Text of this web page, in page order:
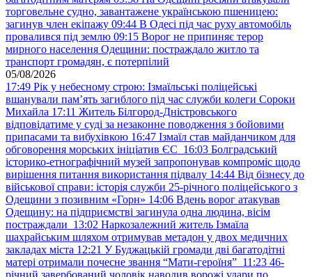
торговельне судно, завантажене українською пшеницею:
загинув член екіпажу 09:44 В Одесі під час руху автомобіль
провалився під землю 09:15 Ворог не припиняє терор
мирного населення Одещини: постраждало житло та
транспорт громадян, є потерпілий
05/08/2026
17:49 Рік у небесному строю: Ізмаїльські поліцейські
вшанували пам’ять загиблого під час служби колеги Сороки
Михайла 17:11 Житель Білгород-Дністровського
відповідатиме у суді за незаконне поводження з бойовими
припасами та вибухівкою 16:47 Ізмаїл став майданчиком для
обговорення морських ініціатив ЄС 16:03 Болградський
історико-етнографічний музей запропонував компроміс щодо
вирішення питання використання підвалу 14:44 Від бізнесу до
військової справи: історія служби 25-річного поліцейського з
Одещини з позивним «Горн» 14:06 Вдень ворог атакував
Одещину: на підприємстві загинула одна людина, вісім
постраждали 13:02 Наркозалежний житель Ізмаїла
шахрайським шляхом отримував метадон у двох медичних
закладах міста 12:21 У Буджацькій громади дві багатодітні
матері отримали почесне звання “Мати-героїня” 11:23 46-
річний завербований чоловік наводив ворожі удари по